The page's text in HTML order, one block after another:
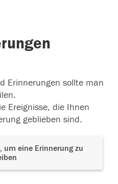
Erinnerungen sollte man
Ereignisse, die Ihnen
geblieben sind.
um eine Erinnerung zu